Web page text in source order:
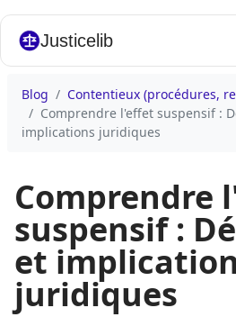
Justicelib
Blog
Contentieux (procédures,
Comprendre l'effet suspensif :
implications juridiques
Comprendre
suspensif :
et
juridiques